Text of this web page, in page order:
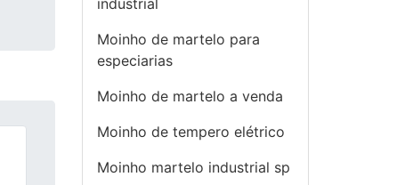
industrial
Moinho de martelo para
especiarias
Moinho de martelo a venda
Moinho de tempero elétrico
Moinho martelo industrial sp